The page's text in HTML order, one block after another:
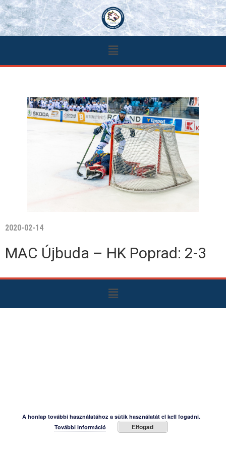
2020-02-14
MAC Újbuda – HK Poprad: 2-3
A honlap további használatához a sütik használatát el kell fogadni.
További információ
Elfogad